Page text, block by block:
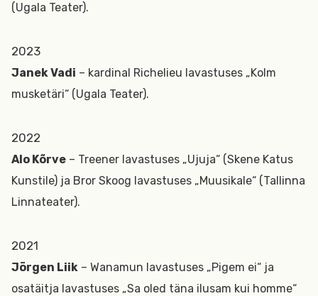
(Ugala Teater).
2023
Janek Vadi – kardinal Richelieu lavastuses „Kolm
musketäri“ (Ugala Teater).
2022
Alo Kõrve – Treener lavastuses „Ujuja“ (Skene Katus
Kunstile) ja Bror Skoog lavastuses „Muusikale“ (Tallinna
Linnateater).
2021
Jörgen Liik – Wanamun lavastuses „Pigem ei“ ja
osatäitja lavastuses „Sa oled täna ilusam kui homme“